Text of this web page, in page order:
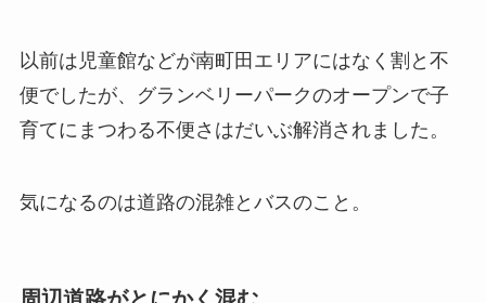
以前は児童館などが南町田エリアにはなく割と不
便でしたが、グランベリーパークのオープンで子
育てにまつわる不便さはだいぶ解消されました。
気になるのは道路の混雑とバスのこと。
周辺道路がとにかく混む